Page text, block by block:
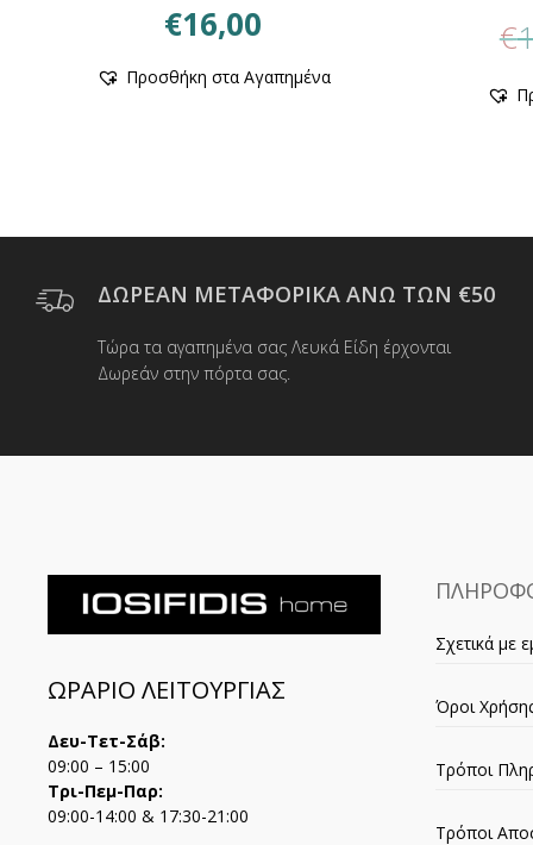
€16,00
Προσθήκη στα Αγαπημένα
€
ΔΩΡΕΑΝ ΜΕΤΑΦΟΡΙΚΑ ΑΝΩ ΤΩΝ €50
Τώρα τα αγαπημένα σας Λευκά Είδη έρχονται
Δωρεάν στην πόρτα σας.
ΩΡΑΡΙΟ ΛΕΙΤΟΥΡΓΙΑΣ
Δευ-Τετ-Σάβ:
09:00 – 15:00
Τρι-Πεμ-Παρ:
09:00-14:00 & 17:30-21:00
Σχετικά με
Όροι
Τρόποι
Τρόποι